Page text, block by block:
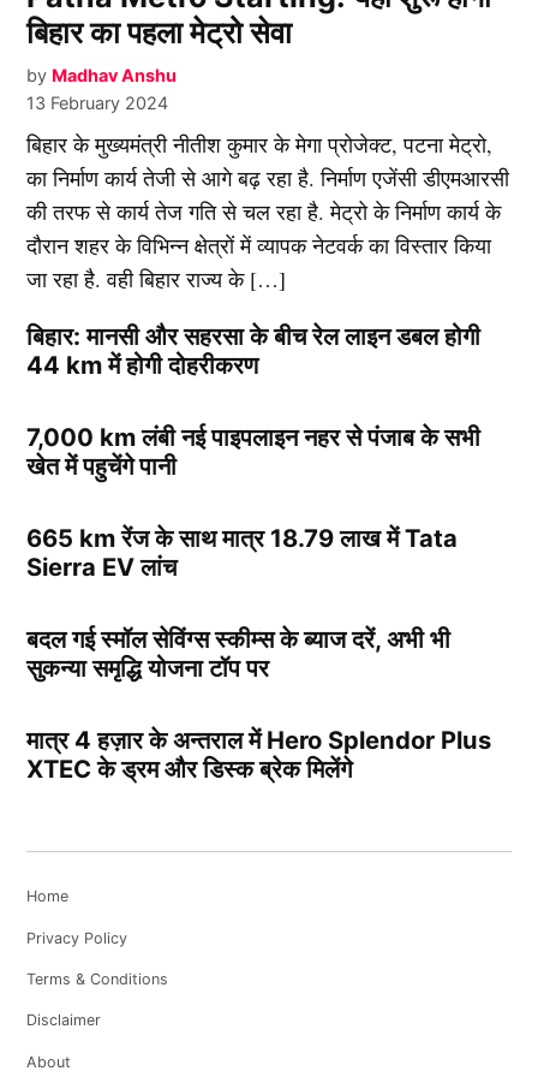
बिहार का पहला मेट्रो सेवा
by Madhav Anshu
13 February 2024
बिहार के मुख्यमंत्री नीतीश कुमार के मेगा प्रोजेक्ट, पटना मेट्रो,
का निर्माण कार्य तेजी से आगे बढ़ रहा है. निर्माण एजेंसी डीएमआरसी
की तरफ से कार्य तेज गति से चल रहा है. मेट्रो के निर्माण कार्य के
दौरान शहर के विभिन्न क्षेत्रों में व्यापक नेटवर्क का विस्तार किया
जा रहा है. वही बिहार राज्य के […]
बिहार: मानसी और सहरसा के बीच रेल लाइन डबल होगी
44 km में होगी दोहरीकरण
7,000 km लंबी नई पाइपलाइन नहर से पंजाब के सभी
खेत में पहुचेंगे पानी
665 km रेंज के साथ मात्र 18.79 लाख में Tata
Sierra EV लांच
बदल गई स्मॉल सेविंग्स स्कीम्स के ब्याज दरें, अभी भी
सुकन्या समृद्धि योजना टॉप पर
मात्र 4 हज़ार के अन्तराल में Hero Splendor Plus
XTEC के ड्रम और डिस्क ब्रेक मिलेंगे
Home
Privacy Policy
Terms & Conditions
Disclaimer
About